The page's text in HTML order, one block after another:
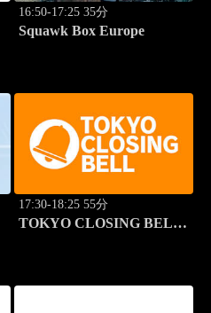
16:50-17:25 35分
Squawk Box Europe
17:30-18:25 55分
TOKYO CLOSING BELL